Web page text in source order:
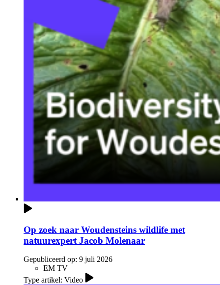
Op zoek naar Woudensteins wildlife met
natuurexpert Jacob Molenaar
Gepubliceerd op: 9 juli 2026
EM TV
Type artikel: Video